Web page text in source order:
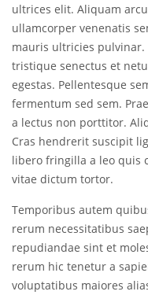
ultrices elit. Aliquam
ullamcorper venenatis
mauris ultricies
tristique senectus et
egestas. Pellentesque
fermentum sed sem.
a lectus non porttitor.
Cras hendrerit suscipit
libero fringilla a leo quis
vitae dictum tortor.
Temporibus autem
rerum necessitatibus
repudiandae sint et
rerum hic tenetur a
voluptatibus maiores